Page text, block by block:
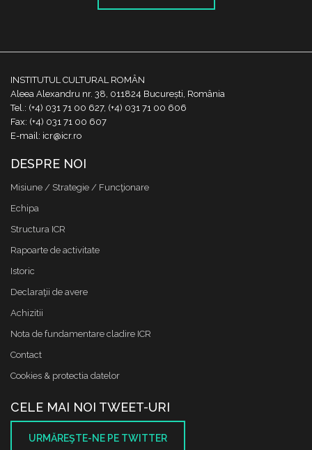
INSTITUTUL CULTURAL ROMÂN
Aleea Alexandru nr. 38, 011824 București, România
Tel.: (+4) 031 71 00 627, (+4) 031 71 00 606
Fax: (+4) 031 71 00 607
E-mail: icr@icr.ro
DESPRE NOI
Misiune / Strategie / Funcţionare
Echipa
Structura ICR
Rapoarte de activitate
Istoric
Declaraţii de avere
Achizitii
Nota de fundamentare cladire ICR
Contact
Cookies & protectia datelor
CELE MAI NOI TWEET-URI
URMĂREŞTE-NE PE TWITTER